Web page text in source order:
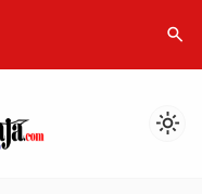
search
light_mode